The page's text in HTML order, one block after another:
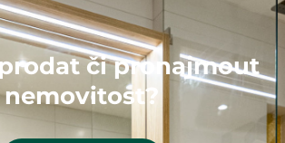
či pronajmout
nemovitost?